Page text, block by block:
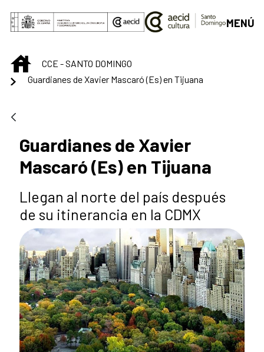
Skip to Main Content
MENÚ
INICIOCCE - SANTO DOMINGO
Guardianes de Xavier Mascaró (Es) en Tijuana
Guardianes de Xavier
Mascaró (Es) en Tijuana
Llegan al norte del país después
de su itinerancia en la CDMX